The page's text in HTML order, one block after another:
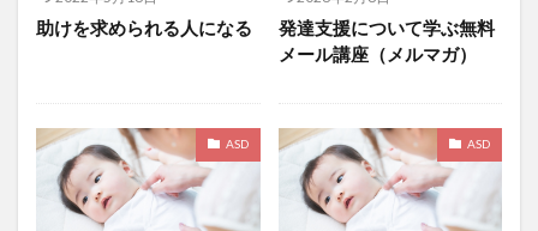
助けを求められる人になる
発達支援について学ぶ無料
メール講座（メルマガ）
ASD ASD